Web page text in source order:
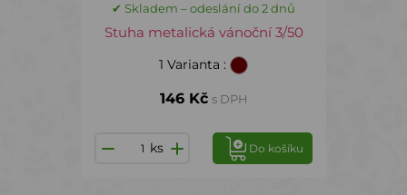
✔ Skladem – odeslání do 2 dnů
Stuha metalická vánoční 3/50
1 Varianta :
146 Kč s DPH
ks Do košíku